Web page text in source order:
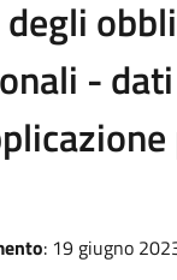
-
: 19 giugno